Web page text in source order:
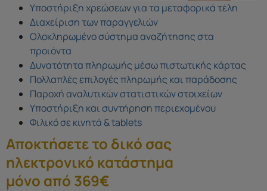
Υποστήριξη χρεώσεων για τα μεταφορικά τέλη
Διαχείριση των παραγγελιών
Ολοκληρωμένο σύστημα αναζήτησης στα
προιόντα
Δυνατότητα πληρωμής μέσω πιστωτικής κάρτας
Πολλαπλές επιλογές πληρωμής και παράδοσης
Παροχή αναλυτικών στατιστικών στοιχείων
Υποστήριξη και συντήρηση περιεχομένου
Φιλικό σε κινητά & tablets
Αποκτήσετε το δικό σας
ηλεκτρονικό κατάστημα
μόνο από 369€